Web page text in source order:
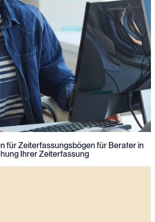
für Zeiterfassungsbögen für Berater in
Ihrer Zeiterfassung